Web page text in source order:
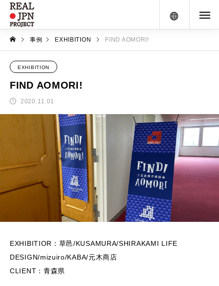
メニュー
事例 EXHIBITION FIND AOMORI!
EXHIBITION
FIND AOMORI!
2020.11.01
EXHIBITIOR：草邑/KUSAMURA/SHIRAKAMI LIFE
DESIGN/mizuiro/KABA/元木商店
CLIENT：青森県